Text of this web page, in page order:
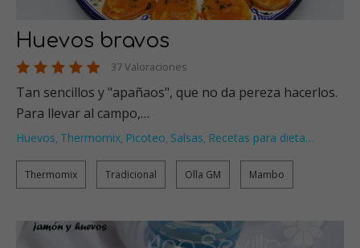
Huevos bravos
37 Valoraciones
Tan sencillos y "apañaos", que no da pereza hacerlos.
Para llevar al campo,…
Huevos, Thermomix, Picoteo, Salsas, Recetas para dieta…
Thermomix Tradicional Olla GM Mambo